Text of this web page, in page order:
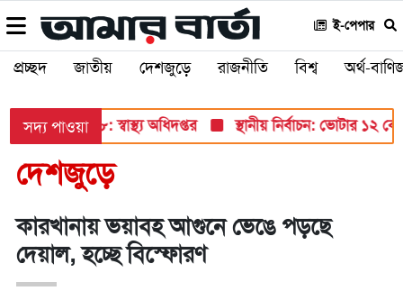
ই-পেপার
প্রচ্ছদ জাতীয় দেশজুড়ে রাজনীতি বিশ্ব অর্থ-
সদ্য পাওয়া
৯৮৮: স্বাস্থ্য অধিদপ্তর স্থানীয় নির্বাচন: ভোটার ১২
দেশজুড়ে
কারখানায় ভয়াবহ আগুনে ভেঙে পড়ছে
দেয়াল, হচ্ছে বিস্ফোরণ